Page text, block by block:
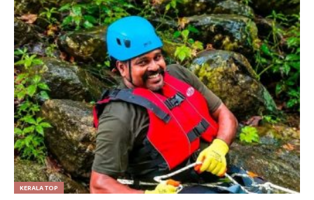
KERALA TOP